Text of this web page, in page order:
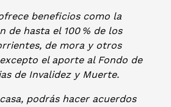
beneficios como la
de hasta el 100 % de los
de mora y otros
el aporte al Fondo de
de Invalidez y Muerte.
podrás hacer acuerdos